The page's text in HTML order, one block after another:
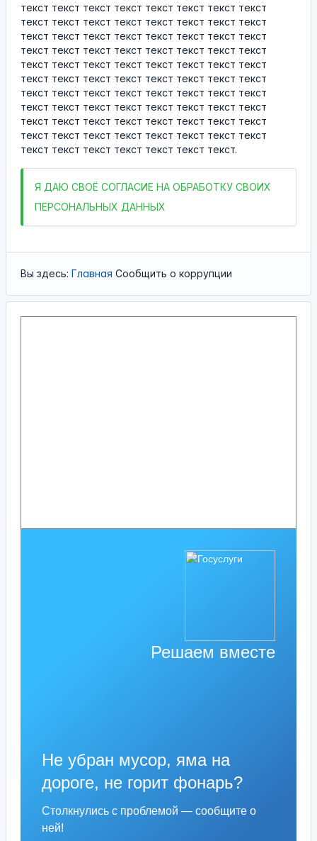
текст текст текст текст текст текст текст текст
текст текст текст текст текст текст текст текст
текст текст текст текст текст текст текст текст
текст текст текст текст текст текст текст текст
текст текст текст текст текст текст текст текст
текст текст текст текст текст текст текст текст
текст текст текст текст текст текст текст текст
текст текст текст текст текст текст текст текст
текст текст текст текст текст текст текст текст
текст текст текст текст текст текст текст текст
текст текст текст текст текст текст текст.
Я ДАЮ СВОЁ СОГЛАСИЕ НА ОБРАБОТКУ СВОИХ
ПЕРСОНАЛЬНЫХ ДАННЫХ
Вы здесь: Главная Сообщить о коррупции
Решаем вместе
Не убран мусор, яма на
дороге, не горит фонарь?
Столкнулись с проблемой — сообщите о
ней!